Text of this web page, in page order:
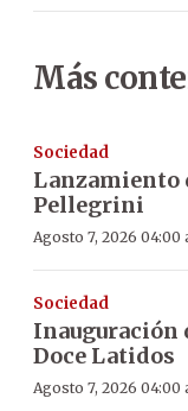
Más
Sociedad
Lanzamiento
Pellegrini
Agosto 7, 2026 04:00
Sociedad
Inauguración
Doce Latidos
Agosto 7, 2026 04:00